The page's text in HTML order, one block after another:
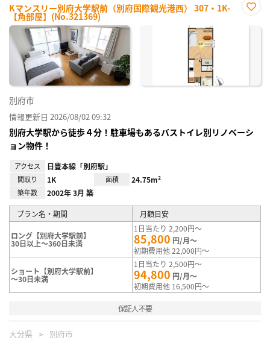
Kマンスリー別府大学駅前（別府国際観光港西） 307・1K-
【角部屋】(No.321369)
に入
別府市
情報更新日 2026/08/02 09:32
別府大学駅から徒歩４分！駐車場もあるバストイレ別リノベーシ
ョン物件！
アクセス 日豊本線「別府駅」
間取り 1K 面積 24.75m²
築年数 2002年 3月 築
プラン名・期間 月額目安
ロング【別府大学駅前】
30日以上～360日未満
1日当たり 2,200円～
85,800 円/月～
初期費用他 22,000円～
ショート【別府大学駅前】
～30日未満
1日当たり 2,500円～
94,800 円/月～
初期費用他 16,500円～
保証人不要
大分県 別府市